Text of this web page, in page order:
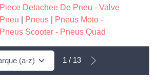
Piece Detachee De Pneu - Valve
Pneu
Pneus
Pneus Moto -
Pneus Scooter - Pneus Quad
1 / 13